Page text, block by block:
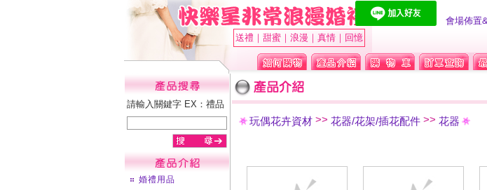
送禮｜甜蜜｜浪漫｜真情｜回憶
會場佈置
請輸入關鍵字 EX：禮品
婚禮用品
玩偶花卉資材 >> 花器/花架/插花配件 >> 花器